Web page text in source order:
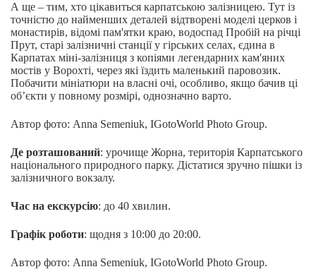
А ще – тим, хто цікавиться карпатською залізницею. Тут із
точністю до найменших деталей відтворені моделі церков і
монастирів, відомі пам'ятки краю, водоспад Пробій на річці
Прут, старі залізничні станції у гірських селах, єдина в
Карпатах міні-залізниця з копіями легендарних кам'яних
мостів у Ворохті, через які їздить маленький паровозик.
Побачити мініатюри на власні очі, особливо, якщо бачив ці
об’єкти у повному розмірі, однозначно варто.
Автор фото: Anna Semeniuk, IGotoWorld Photo Group.
Де розташований: урочище Жорна, територія Карпатського
національного природного парку. Дістатися зручно пішки із
залізничного вокзалу.
Час на екскурсію: до 40 хвилин.
Графік роботи: щодня з 10:00 до 20:00.
Автор фото: Anna Semeniuk, IGotoWorld Photo Group.